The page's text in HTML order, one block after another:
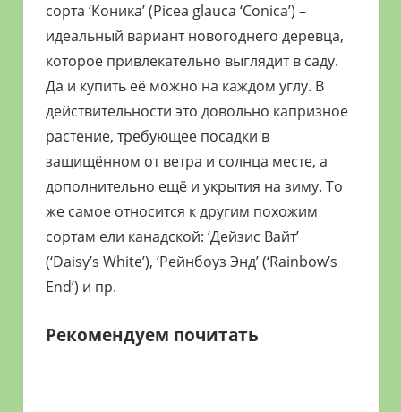
сорта ‘Коника’ (Picea glauca ‘Conica’) –
идеальный вариант новогоднего деревца,
которое привлекательно выглядит в саду.
Да и купить её можно на каждом углу. В
действительности это довольно капризное
растение, требующее посадки в
защищённом от ветра и солнца месте, а
дополнительно ещё и укрытия на зиму. То
же самое относится к другим похожим
сортам ели канадской: ‘Дейзиc Вайт’
(‘Daisy’s White’), ‘Рейнбоуз Энд’ (‘Rainbow’s
End’) и пр.
Рекомендуем почитать